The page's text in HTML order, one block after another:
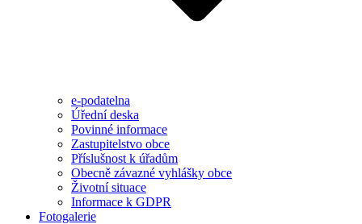
e-podatelna
Úřední deska
Povinné informace
Zastupitelstvo obce
Příslušnost k úřadům
Obecně závazné vyhlášky obce
Životní situace
Informace k GDPR
Fotogalerie